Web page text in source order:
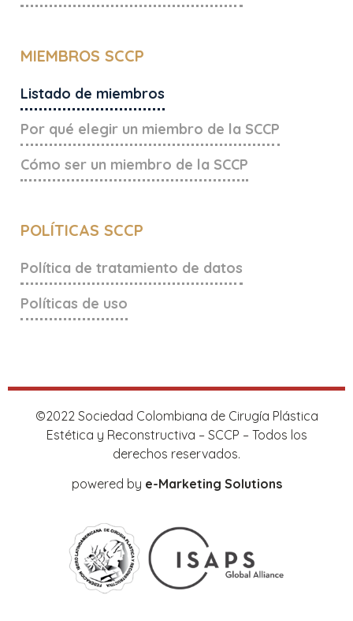
MIEMBROS SCCP
Listado de miembros
Por qué elegir un miembro de la SCCP
Cómo ser un miembro de la SCCP
POLÍTICAS SCCP
Política de tratamiento de datos
Políticas de uso
©2022 Sociedad Colombiana de Cirugía Plástica
Estética y Reconstructiva – SCCP – Todos los
derechos reservados.
powered by e-Marketing Solutions